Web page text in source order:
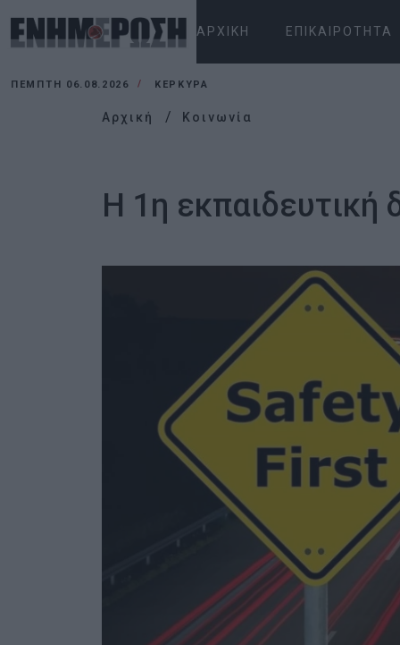
ΑΡΧΙΚΉ ΕΠΙΚΑΙΡΌΤΗΤΑ
ΠΈΜΠΤΗ 06.08.2026 ΚΕΡΚΥΡΑ
Αρχική Κοινωνία
Η 1η εκπαιδευτική